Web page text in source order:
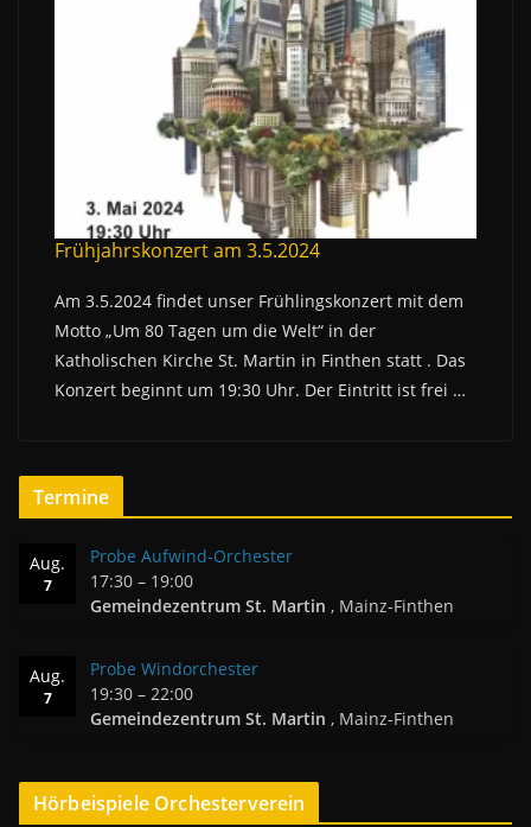
Frühjahrskonzert am 3.5.2024
Am 3.5.2024 findet unser Frühlingskonzert mit dem
Motto „Um 80 Tagen um die Welt“ in der
Katholischen Kirche St. Martin in Finthen statt . Das
Konzert beginnt um 19:30 Uhr. Der Eintritt ist frei …
Termine
Aug.
7
Probe Aufwind-Orchester
17:30 – 19:00
Gemeindezentrum St. Martin , Mainz-Finthen
Aug.
7
Probe Windorchester
19:30 – 22:00
Gemeindezentrum St. Martin , Mainz-Finthen
Hörbeispiele Orchesterverein